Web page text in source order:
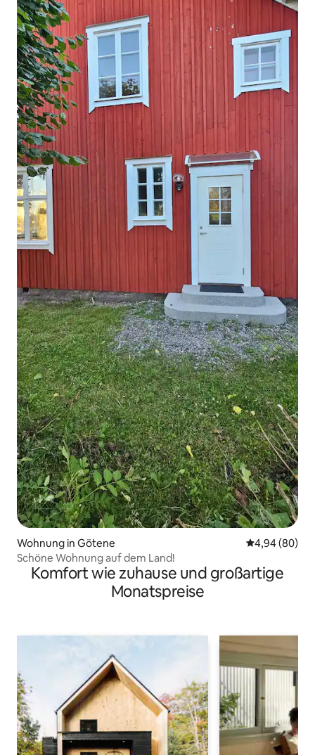
Wohnung in Götene
4,94 (80)
Schöne Wohnung auf dem Land!
Komfort wie zuhause und großartige
Monatspreise